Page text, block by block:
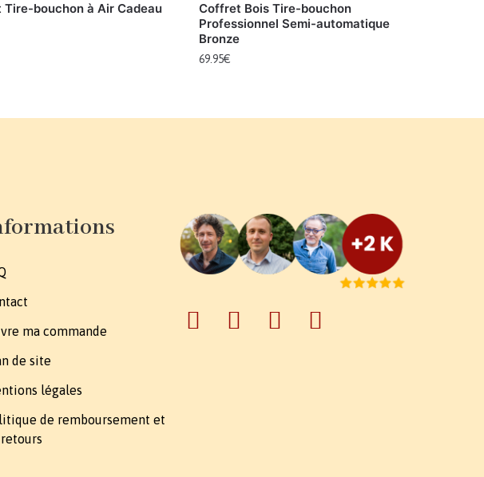
bouchon à Air Cadeau
Coffret Bois Tire-bouchon
Professionnel Semi-automatique
Bronze
69.95€
ma commande
de site
légales
de remboursement et